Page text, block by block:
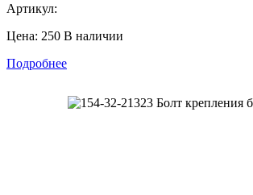
Артикул:
Цена: 250 В наличии
Подробнее